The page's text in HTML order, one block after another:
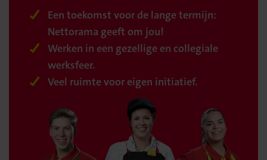
Een toekomst voor de lange termijn:
Nettorama geeft om jou!
Werken in een gezellige en collegiale
werksfeer.
Veel ruimte voor eigen initiatief.